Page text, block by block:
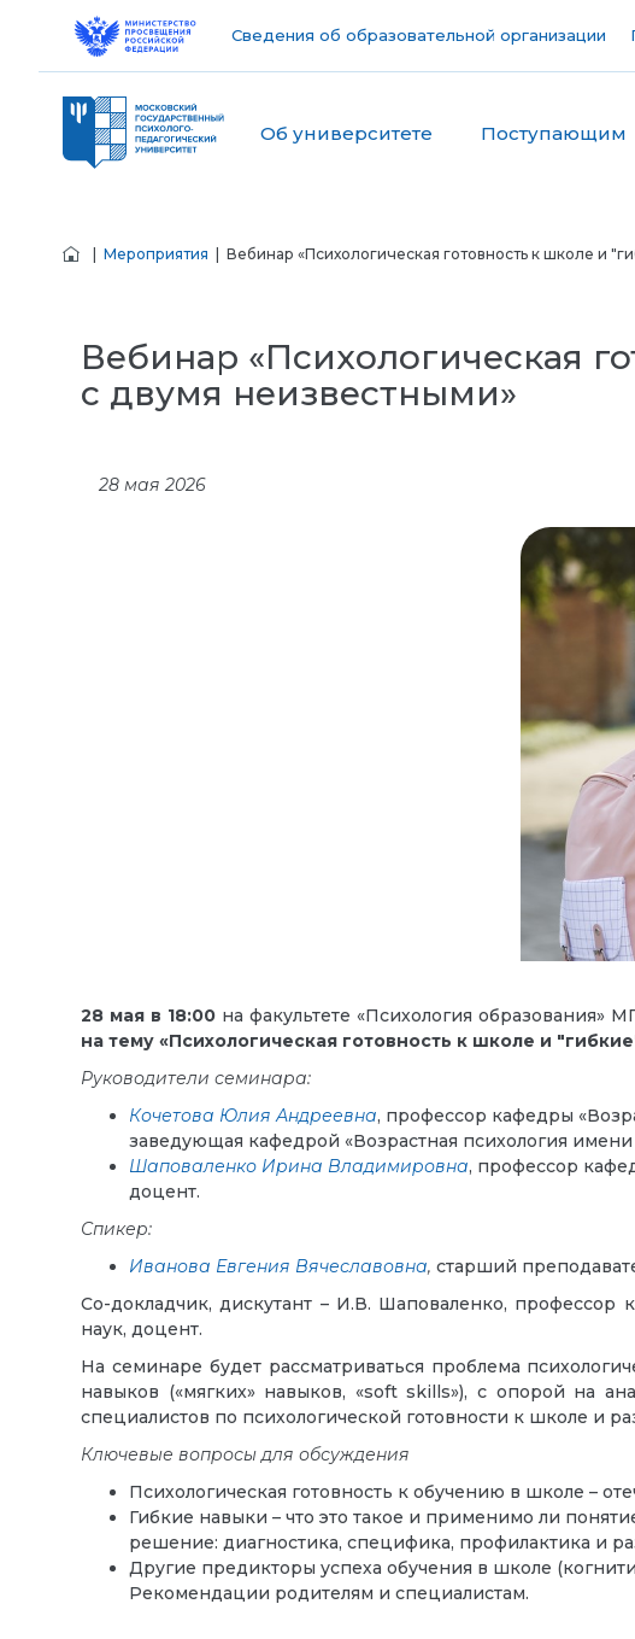
Сведения об образовательной организации
Об университете Поступающим
Мероприятия | Вебинар «Психологическая готовность к школе и
Вебинар «Психологическая
с двумя неизвестными»
28 мая 2026
28 мая в 18:00 на факультете «Психология образования»
на тему «Психологическая готовность к школе и
Руководители семинара:
Кочетова Юлия Андреевна, профессор кафедры
заведующая кафедрой «Возрастная психология
Шаповаленко Ирина Владимировна, профессор
доцент.
Спикер:
Иванова Евгения Вячеславовна, старший
Со-докладчик, дискутант – И.В. Шаповаленко, профессор
наук, доцент.
На семинаре будет рассматриваться проблема
навыков («мягких» навыков, «soft skills»), с опорой на
специалистов по психологической готовности к школе и
Ключевые вопросы для обсуждения
Психологическая готовность к обучению в школе –
Гибкие навыки – что это такое и применимо ли
решение: диагностика, специфика, профилактика и
Другие предикторы успеха обучения в школе
Рекомендации родителям и специалистам.